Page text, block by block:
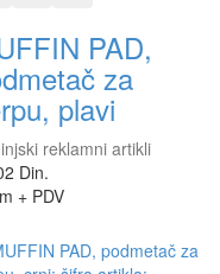
PAD,
za
plavi
reklamni artikli
Din.
+ PDV